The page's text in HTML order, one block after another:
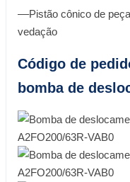
––Pistão cônico de
vedação
Código de
bomba de